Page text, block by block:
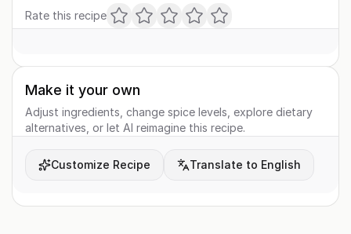
Rate this recipe
Make it your own
Adjust ingredients, change spice levels, explore dietary
alternatives, or let AI reimagine this recipe.
Customize Recipe Translate to English